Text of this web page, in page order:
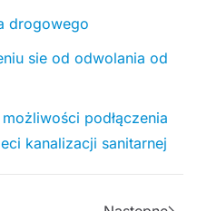
drogowego
sie od odwolania od
podłączenia
kanalizacji sanitarnej